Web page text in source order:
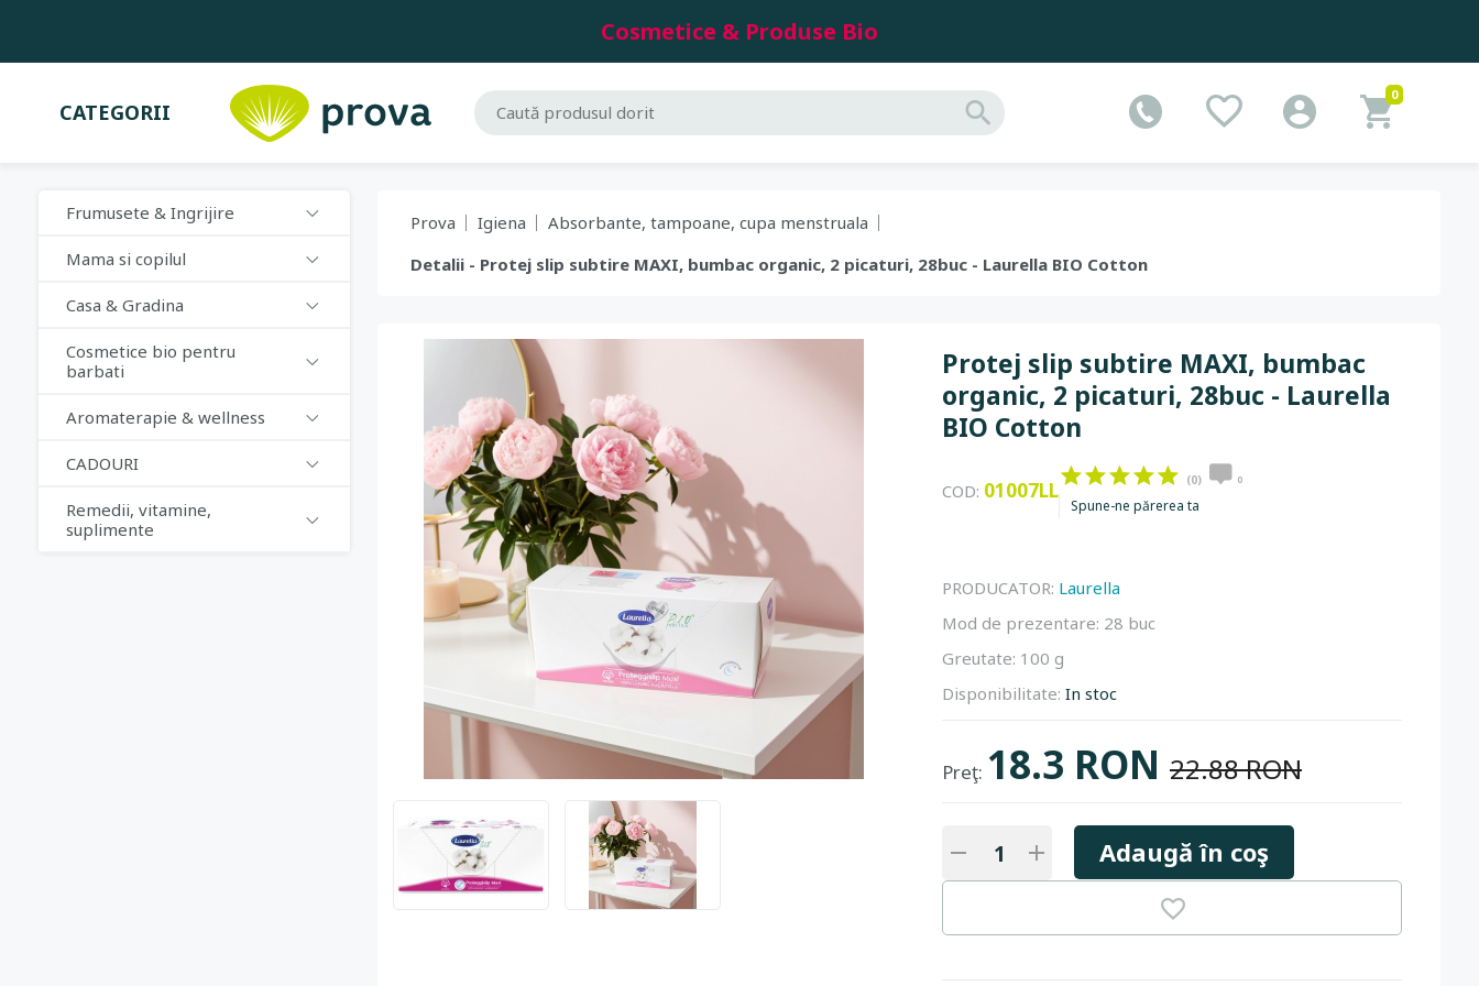
Cosmetice & Produse Bio
CATEGORII
0
Frumusete & Ingrijire
Mama si copilul
Casa & Gradina
Cosmetice bio pentru
barbati
Aromaterapie & wellness
CADOURI
Remedii, vitamine,
suplimente
Prova Igiena
Absorbante, tampoane, cupa menstruala
Detalii - Protej slip subtire MAXI, bumbac organic, 2 picaturi, 28buc - Laurella BIO Cotton
Protej slip subtire MAXI, bumbac
organic, 2 picaturi, 28buc - Laurella
BIO Cotton
COD: 01007LL (0) 0
Spune-ne părerea ta
PRODUCATOR: Laurella
Mod de prezentare: 28 buc
Greutate: 100 g
Disponibilitate: In stoc
Preţ: 18.3 RON 22.88 RON
Adaugă în coş